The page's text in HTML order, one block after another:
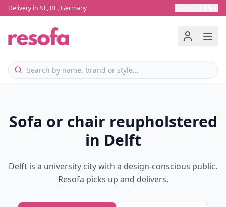
Delivery in NL, BE, Germany
Sofa or chair reupholstered
in Delft
Delft is a university city with a design-conscious public.
Resofa picks up and delivers.